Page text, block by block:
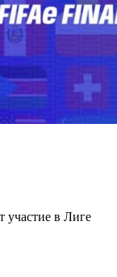
участие в Лиге